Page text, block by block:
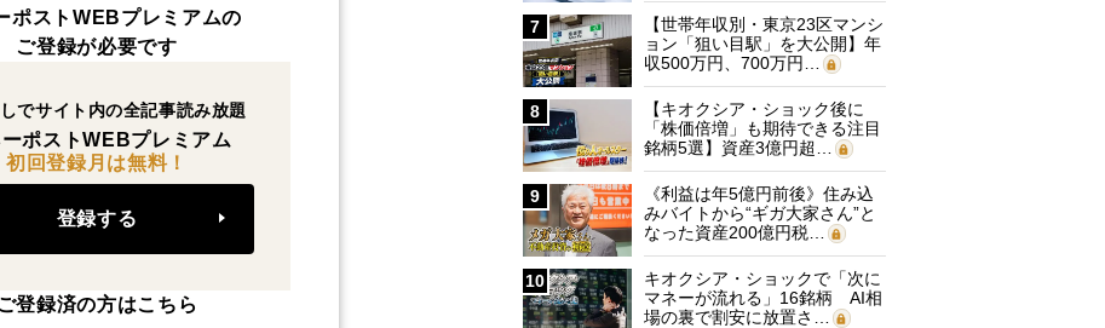
ポストWEBプレミアムの
ご登録が必要です
でサイト内の全記事読み放題
ポストWEBプレミアム
初回登録月は無料！
登録する
登録済の方はこちら
7
【世帯年収別・東京23区マンシ
ョン「狙い目駅」を大公開】年
収500万円、700万円…
8
【キオクシア・ショック後に
「株価倍増」も期待できる注目
銘柄5選】資産3億円超…
9
《利益は年5億円前後》住み込
みバイトから“ギガ大家さん”と
なった資産200億円税…
10
キオクシア・ショックで「次に
マネーが流れる」16銘柄 AI相
場の裏で割安に放置さ…